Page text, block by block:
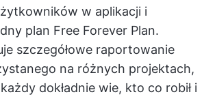
w aplikacji i
plan Free Forever Plan.
szczegółowe raportowanie
na różnych projektach,
dokładnie wie, kto co robił i